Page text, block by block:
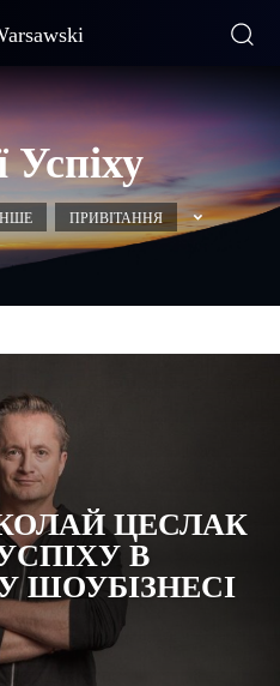
Успіху
ПРИВІТАННЯ
ЦЕСЛАК
В
ШОУБІЗНЕСІ